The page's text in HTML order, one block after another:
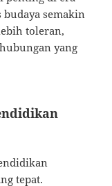
semakin
toleran,
yang
tepat.